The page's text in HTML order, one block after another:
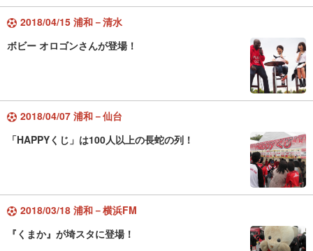
2018/04/15 浦和－清水
ボビー オロゴンさんが登場！
2018/04/07 浦和－仙台
「HAPPYくじ」は100人以上の長蛇の列！
2018/03/18 浦和－横浜FM
『くまか』が埼スタに登場！